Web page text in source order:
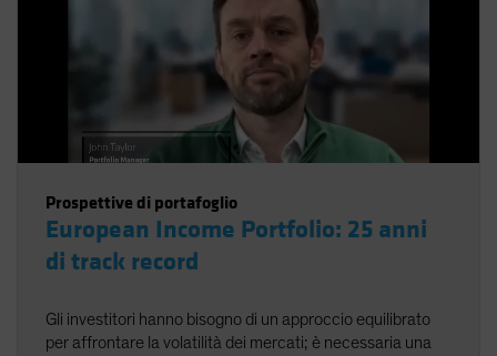
Prospettive di portafoglio
European Income Portfolio: 25 anni
di track record
Gli investitori hanno bisogno di un approccio equilibrato
per affrontare la volatilità dei mercati; è necessaria una